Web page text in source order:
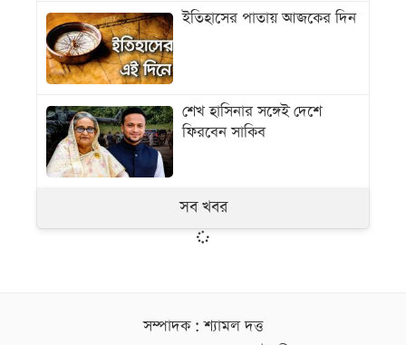
ইতিহাসের পাতায় আজকের দিন
শেখ হাসিনার সঙ্গেই দেশে
ফিরবেন সাকিব
সব খবর
সম্পাদক : শ্যামল দত্ত